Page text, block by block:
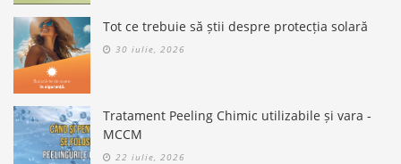
Tot ce trebuie să știi despre protecția solară
30 iulie, 2026
Tratament Peeling Chimic utilizabile și vara -
MCCM
22 iulie, 2026